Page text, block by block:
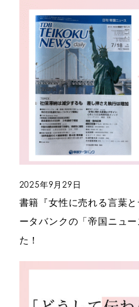
書籍『女性に売れる言葉
ータバンクの「帝国ニュ
た！
投稿日
2025年9月29日